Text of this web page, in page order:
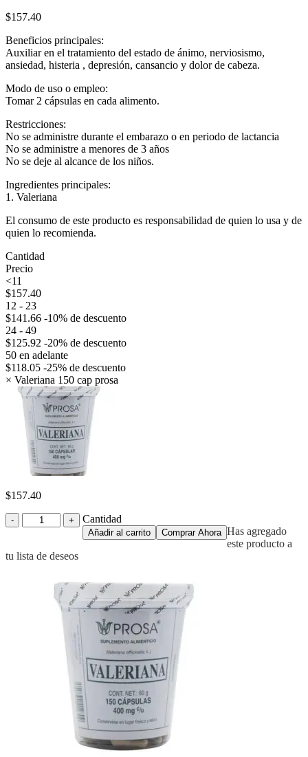
$157.40
Beneficios principales:
Auxiliar en el tratamiento del estado de ánimo, nerviosismo,
ansiedad, histeria , depresión, cansancio y dolor de cabeza.
Modo de uso o empleo:
Tomar 2 cápsulas en cada alimento.
Restricciones:
No se administre durante el embarazo o en periodo de lactancia
No se administre a menores de 3 años
No se deje al alcance de los niños.
Ingredientes principales:
1. Valeriana
El consumo de este producto es responsabilidad de quien lo usa y de
quien lo recomienda.
Cantidad
Precio
<11
$157.40
12 - 23
$141.66 -10% de descuento
24 - 49
$125.92 -20% de descuento
50 en adelante
$118.05 -25% de descuento
× Valeriana 150 cap prosa
$157.40
Cantidad
Cantidad
Añadir al carrito Comprar Ahora Has agregado
este producto a
tu lista de deseos